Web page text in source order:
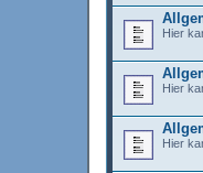
Hier
Hier
Hier